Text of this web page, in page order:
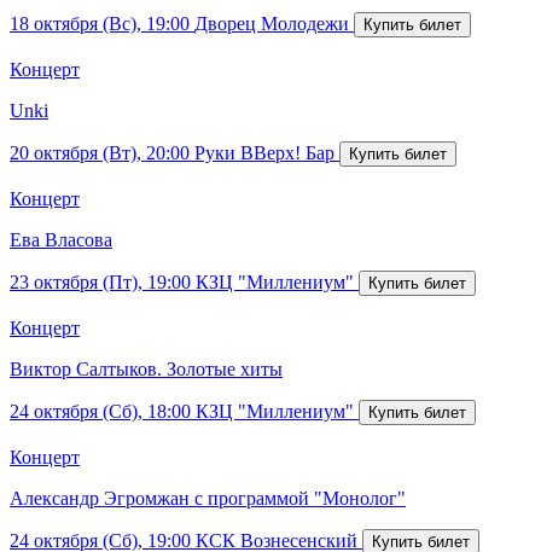
18 октября (Вс), 19:00 Дворец Молодежи
Концерт
Unki
20 октября (Вт), 20:00 Руки ВВерх! Бар
Концерт
Ева Власова
23 октября (Пт), 19:00 КЗЦ "Миллениум"
Концерт
Виктор Салтыков. Золотые хиты
24 октября (Сб), 18:00 КЗЦ "Миллениум"
Концерт
Александр Эгромжан с программой "Монолог"
24 октября (Сб), 19:00 КСК Вознесенский